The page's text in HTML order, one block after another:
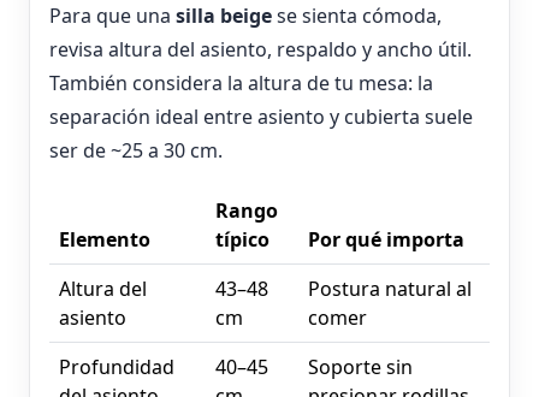
Para que una silla beigese sienta cómoda,
revisa altura del asiento, respaldo y ancho útil.
También considera la altura de tu mesa: la
separación ideal entre asiento y cubierta suele
ser de ~25 a 30 cm.
Elemento
Rango
típico
Por qué importa
Altura del
asiento
43–48
cm
Postura natural al
comer
Profundidad
40–45
Soporte sin